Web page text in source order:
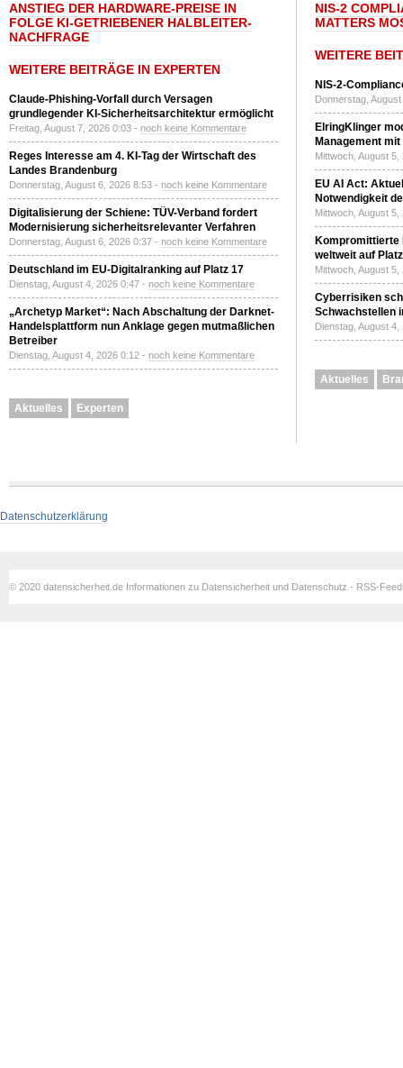
ANSTIEG DER HARDWARE-PREISE IN
FOLGE KI-GETRIEBENER HALBLEITER-
NACHFRAGE
WEITERE BEITRÄGE IN EXPERTEN
Claude-Phishing-Vorfall durch Versagen
grundlegender KI-Sicherheitsarchitektur ermöglicht
Freitag, August 7, 2026 0:03 - noch keine Kommentare
Reges Interesse am 4. KI-Tag der Wirtschaft des
Landes Brandenburg
Donnerstag, August 6, 2026 8:53 - noch keine Kommentare
Digitalisierung der Schiene: TÜV-Verband fordert
Modernisierung sicherheitsrelevanter Verfahren
Donnerstag, August 6, 2026 0:37 - noch keine Kommentare
Deutschland im EU-Digitalranking auf Platz 17
Dienstag, August 4, 2026 0:47 - noch keine Kommentare
„Archetyp Market“: Nach Abschaltung der Darknet-
Handelsplattform nun Anklage gegen mutmaßlichen
Betreiber
Dienstag, August 4, 2026 0:12 - noch keine Kommentare
Aktuelles Experten
NIS-2
MATTERS
WEITERE
NIS-2-
Donnerstag,
ElringKlinger
Management
Mittwoch, August
EU AI Act:
Notwendigkeit
Mittwoch, August
Kompromittierte
weltweit auf
Mittwoch, August
Cyberrisiken
Schwachstellen
Dienstag, August
Aktuelles
Datenschutzerklärung
© 2020 datensicherheit.de Informationen zu Datensicherheit und Datenschutz - RSS-